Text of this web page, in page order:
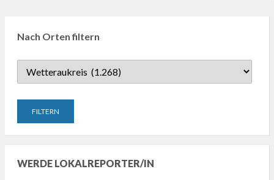
Nach Orten filtern
WERDE LOKALREPORTER/IN